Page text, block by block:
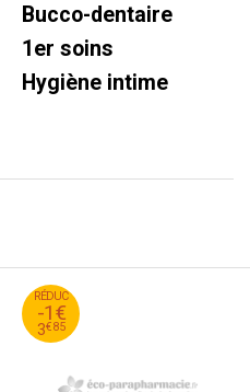
Bucco-dentaire
1er soins
Hygiène intime
RÉDUC
-1€
3€85
4
€
85
3
€
85